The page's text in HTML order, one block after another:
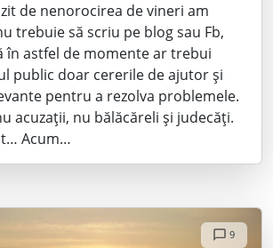
de nenorocirea de vineri am
trebuie să scriu pe blog sau Fb,
în astfel de momente ar trebui
public doar cererile de ajutor și
pentru a rezolva problemele.
acuzații, nu bălăcăreli și judecăți.
Acum…
9